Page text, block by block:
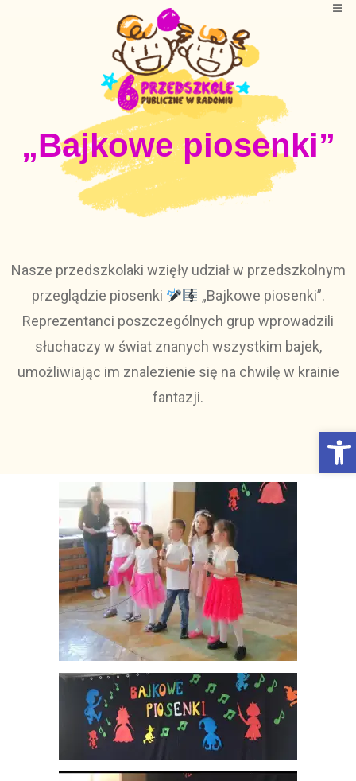
Otwórz Pasek narzędzi
„Bajkowe piosenki”
Nasze przedszkolaki wzięły udział w przedszkolnym
przeglądzie piosenki
„Bajkowe piosenki”.
Reprezentanci poszczególnych grup wprowadzili
słuchaczy w świat znanych wszystkim bajek,
umożliwiając im znalezienie się na chwilę w krainie
fantazji.